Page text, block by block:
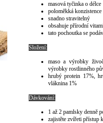
masová tyčinka o délce
poloměkká konzistence
snadno stravitelný
obsahuje přírodní
tato pochoutka se
Složení:
maso a výrobky
výrobky rostlinného
hrubý protein 17%,
vláknina 1%
Dávkování:
1 až 2 pamlsky denně
zajistěte zvířeti přístup